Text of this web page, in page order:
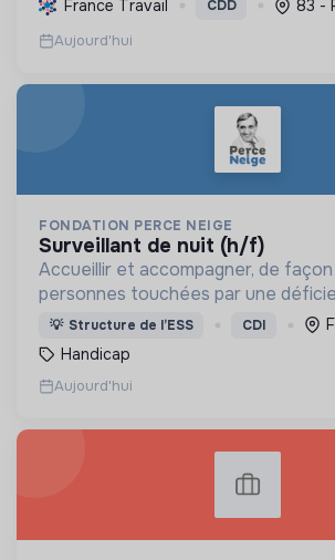
et promouvant la transition
France Travail CDD 83 -
Aujourd'hui
FONDATION PERCE NEIGE
surveillant de nuit (h/f)
Accueillir et accompagner, de
personnes touchées par une
un handicap physique ou psychique
💡 Structure de l’ESS CDI
Handicap
Aujourd'hui